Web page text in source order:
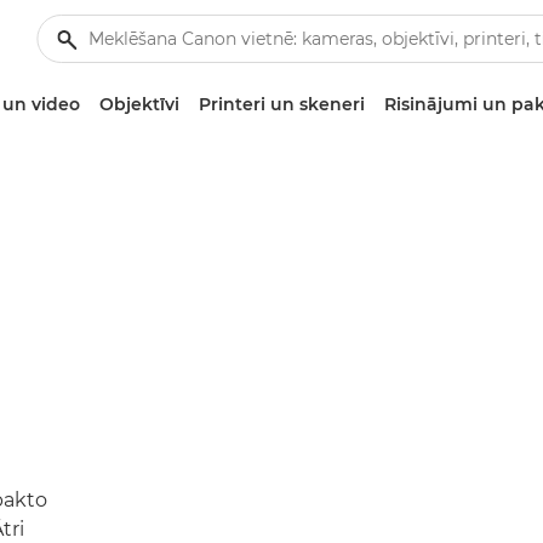
video Objektīvi Printeri un skeneri Risinājumi un